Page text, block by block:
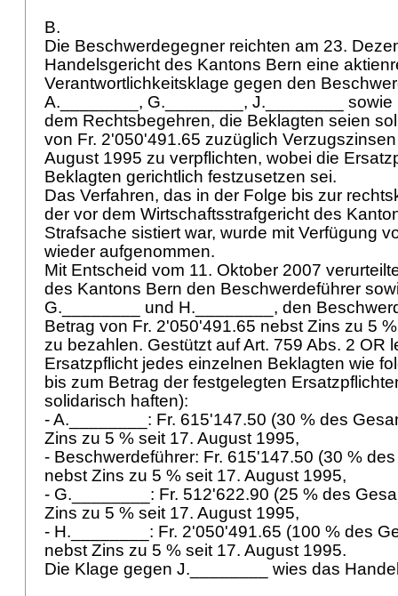
B.
Die Beschwerdegegner reichten am 23.
Handelsgericht des Kantons Bern eine
Verantwortlichkeitsklage gegen den
A.________, G.________, J.________
dem Rechtsbegehren, die Beklagten seien
von Fr. 2'050'491.65 zuzüglich
August 1995 zu verpflichten, wobei die
Beklagten gerichtlich festzusetzen sei.
Das Verfahren, das in der Folge bis zur
der vor dem Wirtschaftsstrafgericht des
Strafsache sistiert war, wurde mit Verfügung
wieder aufgenommen.
Mit Entscheid vom 11. Oktober 2007
des Kantons Bern den Beschwerdeführer
G.________ und H.________, den
Betrag von Fr. 2'050'491.65 nebst Zins zu 5
zu bezahlen. Gestützt aufArt. 759 Abs. 2 OR
Ersatzpflicht jedes einzelnen Beklagten wie
bis zum Betrag der festgelegten
solidarisch haften):
- A.________: Fr. 615'147.50 (30 % des
Zins zu 5 % seit 17. August 1995,
- Beschwerdeführer: Fr. 615'147.50 (30 %
nebst Zins zu 5 % seit 17. August 1995,
- G.________: Fr. 512'622.90 (25 % des
Zins zu 5 % seit 17. August 1995,
- H.________: Fr. 2'050'491.65 (100 % des
nebst Zins zu 5 % seit 17. August 1995.
Die Klage gegen J.________ wies das